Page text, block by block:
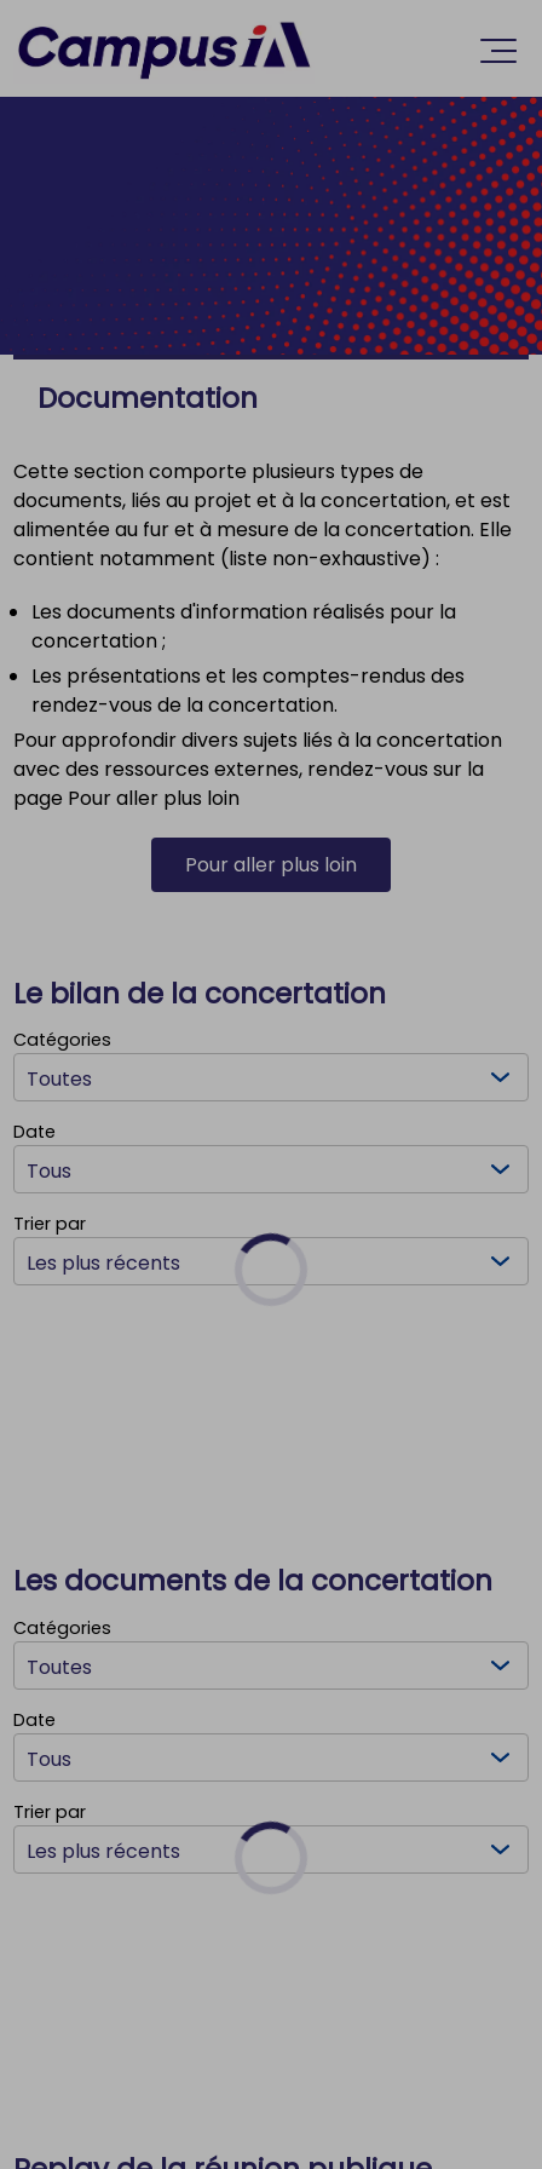
Accèder directement au contenu
Documentation
Cette section comporte plusieurs types de
documents, liés au projet et à la concertation, et est
alimentée au fur et à mesure de la concertation. Elle
contient notamment (liste non-exhaustive) :
Les documents d'information réalisés pour la
concertation ;
Les présentations et les comptes-rendus des
rendez-vous de la concertation.
Pour approfondir divers sujets liés à la concertation
avec des ressources externes, rendez-vous sur la
page Pour aller plus loin
Pour aller plus loin
Le bilan de la concertation
Filtrer les documents par:
Catégories
Date
Trier par
Les documents de la concertation
Filtrer les documents par:
Catégories
Date
Trier par